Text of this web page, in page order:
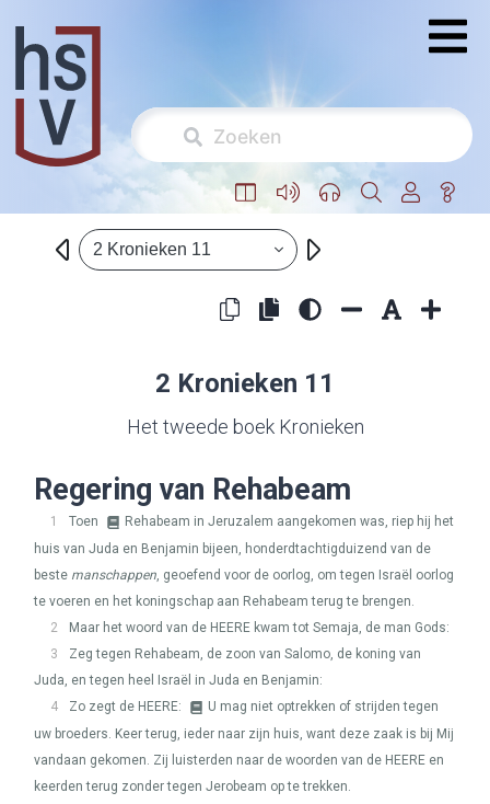
2 Kronieken 11
2 Kronieken 11
Het tweede boek Kronieken
Regering van Rehabeam
1 Toen
Rehabeam in Jeruzalem aangekomen was, riep hij het
huis van Juda en Benjamin bijeen, honderdtachtigduizend van de
beste manschappen, geoefend voor de oorlog, om tegen Israël oorlog
te voeren en het koningschap aan Rehabeam terug te brengen.
2
Maar het woord van de HEERE kwam tot Semaja, de man Gods:
3
Zeg tegen Rehabeam, de zoon van Salomo, de koning van
Juda, en tegen heel Israël in Juda en Benjamin:
4
Zo zegt de HEERE:
U mag niet optrekken of strijden tegen
uw broeders. Keer terug, ieder naar zijn huis, want deze zaak is bij Mij
vandaan gekomen. Zij luisterden naar de woorden van de HEERE en
keerden terug zonder tegen Jerobeam op te trekken.